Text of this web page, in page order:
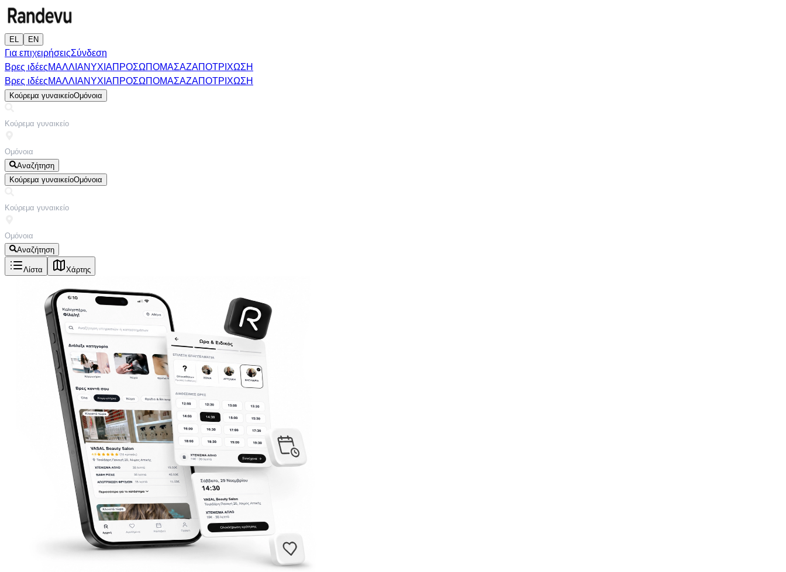
EL EN
Για επιχειρήσειςΣύνδεση
Βρες ιδέεςΜΑΛΛΙΑΝΥΧΙΑΠΡΟΣΩΠΟΜΑΣΑΖΑΠΟΤΡΙΧΩΣΗ
Βρες ιδέεςΜΑΛΛΙΑΝΥΧΙΑΠΡΟΣΩΠΟΜΑΣΑΖΑΠΟΤΡΙΧΩΣΗ
Κούρεμα γυναικείοΟμόνοια
Αναζήτηση
Κούρεμα γυναικείοΟμόνοια
Αναζήτηση
Λίστα Χάρτης